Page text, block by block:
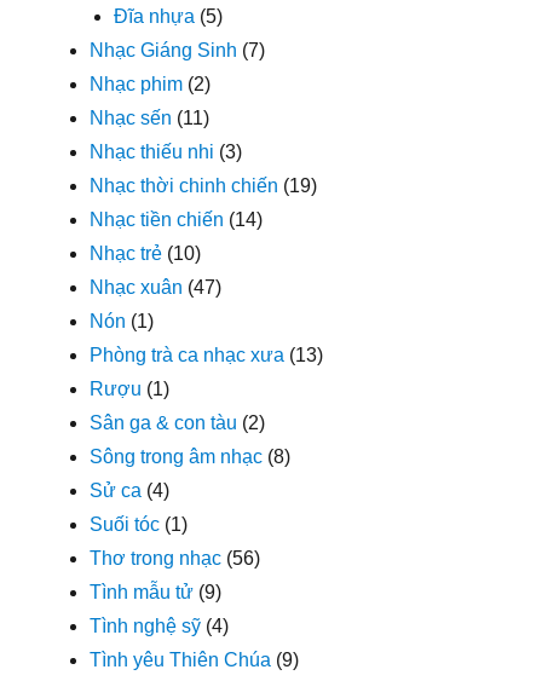
Đĩa nhựa (5)
Nhạc Giáng Sinh (7)
Nhạc phim (2)
Nhạc sến (11)
Nhạc thiếu nhi (3)
Nhạc thời chinh chiến (19)
Nhạc tiền chiến (14)
Nhạc trẻ (10)
Nhạc xuân (47)
Nón (1)
Phòng trà ca nhạc xưa (13)
Rượu (1)
Sân ga & con tàu (2)
Sông trong âm nhạc (8)
Sử ca (4)
Suối tóc (1)
Thơ trong nhạc (56)
Tình mẫu tử (9)
Tình nghệ sỹ (4)
Tình yêu Thiên Chúa (9)